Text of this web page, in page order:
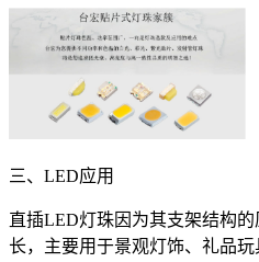
三、LED应用
直插LED灯珠因为其支架结构
长，主要用于景观灯饰、礼品